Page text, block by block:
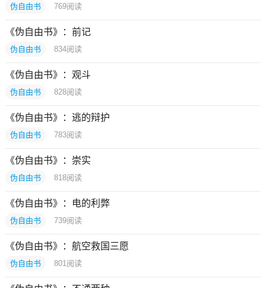
伪自由书 769阅读
《伪自由书》：前记
伪自由书 834阅读
《伪自由书》：观斗
伪自由书 828阅读
《伪自由书》：逃的辩护
伪自由书 783阅读
《伪自由书》：崇实
伪自由书 818阅读
《伪自由书》：电的利弊
伪自由书 739阅读
《伪自由书》：航空救国三愿
伪自由书 801 阅读